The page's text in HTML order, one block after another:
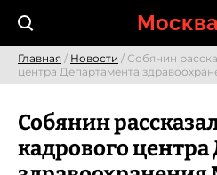
Главная / Новости / Собянин
центра Департамента
Собянин
кадрового